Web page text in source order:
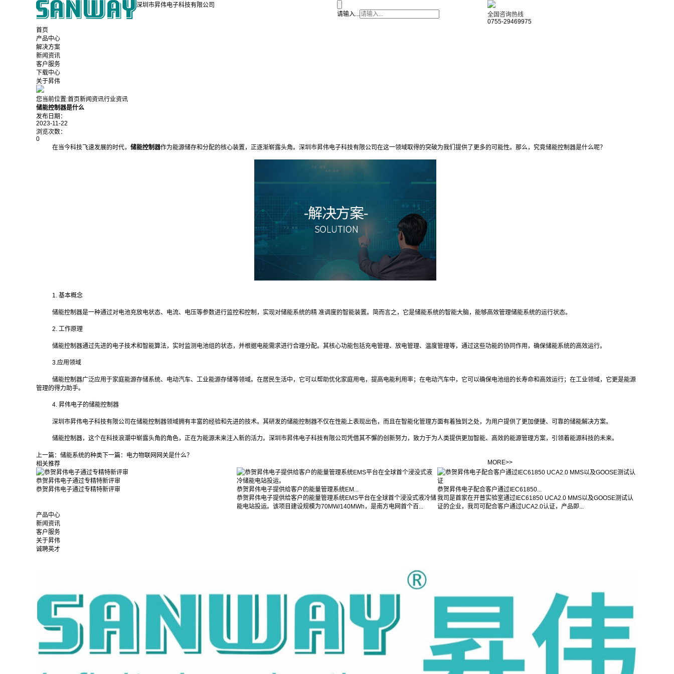
深圳市昇伟电子科技有限公司
请输入...
全国咨询热线
0755-29469975
首页
产品中心
解决方案
新闻资讯
客户服务
下载中心
关于昇伟
您当前位置:首页新闻资讯行业资讯
储能控制器是什么
发布日期：
2023-11-22
浏览次数：
0
在当今科技飞速发展的时代， 储能控制器作为能源储存和分配的核心装置，正逐渐崭露头角。深圳市昇伟电子科技有限公司在这一领域取得的突破为我们提供了更多的可能性。那么，究竟储能控制器是什么呢？
1. 基本概念
储能控制器是一种通过对电池充放电状态、电流、电压等参数进行监控和控制，实现对储能系统的精 准调度的智能装置。简而言之，它是储能系统的智能大脑，能够高效管理储能系统的运行状态。
2. 工作原理
储能控制器通过先进的电子技术和智能算法，实时监测电池组的状态，并根据电能需求进行合理分配。其核心功能包括充电管理、放电管理、温度管理等，通过这些功能的协同作用，确保储能系统的高效运行。
3.应用领域
储能控制器广泛应用于家庭能源存储系统、电动汽车、工业能源存储等领域。在居民生活中，它可以帮助优化家庭用电，提高电能利用率；在电动汽车中，它可以确保电池组的长寿命和高效运行；在工业领域，它更是能源
管理的得力助手。
4. 昇伟电子的储能控制器
深圳市昇伟电子科技有限公司在储能控制器领域拥有丰富的经验和先进的技术。其研发的储能控制器不仅在性能上表现出色，而且在智能化管理方面有着独到之处，为用户提供了更加便捷、可靠的储能解决方案。
储能控制器，这个在科技浪潮中崭露头角的角色，正在为能源未来注入新的活力。深圳市昇伟电子科技有限公司凭借其不懈的创新努力，致力于为人类提供更加智能、高效的能源管理方案，引领着能源科技的未来。
上一篇： 储能系统的种类下一篇： 电力物联网网关是什么？
相关推荐
MORE>>
恭贺昇伟电子通过专精特新评审
恭贺昇伟电子通过专精特新评审
恭贺昇伟电子提供给客户的能量管理系统EM...
恭贺昇伟电子提供给客户的能量管理系统EMS平台在全球首个浸没式液冷储
能电站投运。该项目建设规模为70MW/140MWh，是南方电网首个百...
恭贺昇伟电子配合客户通过IEC61850...
我司是首家在开普实验室通过IEC61850 UCA2.0 MMS以及GOOSE测试认
证的企业，我司可配合客户通过UCA2.0认证，产品即...
产品中心
新闻资讯
客户服务
关于昇伟
诚聘英才